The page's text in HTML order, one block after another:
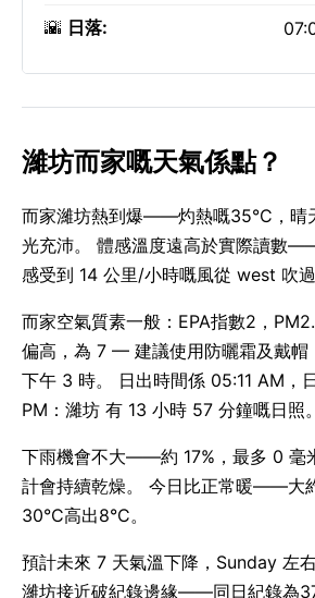
🌇 日落:
濰坊而家嘅天氣係點？
而家濰坊熱到爆——灼熱嘅35°C，晴
光充沛。 體感溫度遠高於實際讀數
感受到 14 公里/小時嘅風從 west 吹過
而家空氣質素一般：EPA指數2，
偏高，為 7 — 建議使用防曬霜及戴帽
下午 3 時。 日出時間係 05:11 AM，
PM：濰坊 有 13 小時 57 分鐘嘅日照。
下雨機會不大——約 17%，最多 0 毫
計會持續乾燥。 今日比正常暖——大
30°C高出8°C。
預計未來 7 天氣溫下降，Sunday 左
濰坊接近破紀錄邊緣——同日紀錄為